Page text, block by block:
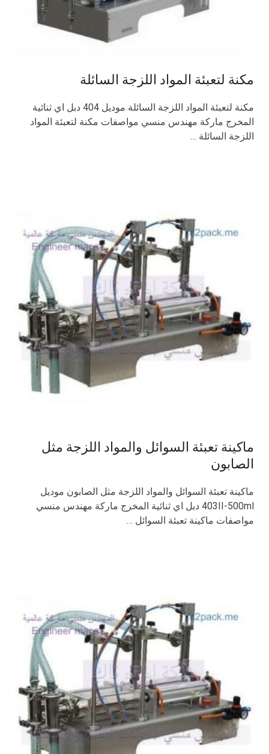
مكنة لتعبئة المواد اللزجة السائلة
مكنة لتعبئة المواد اللزجة السائلة موديل 404 دبل اي ثنائية
المخرج ماركة مهندس منسي مواصفات مكنة لتعبئة المواد
اللزجة السائلة …
ماكينة تعبئة السوائل والمواد اللزجة مثل
الصابون
ماكينة تعبئة السوائل والمواد اللزجة مثل الصابون موديل
403II-500ml دبل اي ثنائية المخرج ماركة مهندس منسي
مواصفات ماكينة تعبئة السوائل …